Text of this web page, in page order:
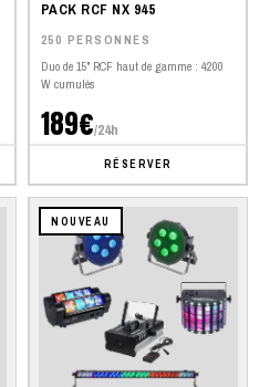
PACK RCF NX 945
250 PERSONNES
Duo de 15" RCF haut de gamme : 4200
W cumulés
189€/24h
RÉSERVER
NOUVEAU